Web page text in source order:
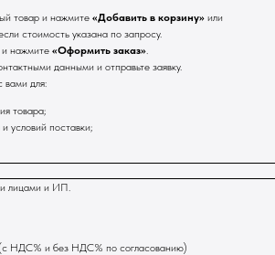
товар и нажмите «Добавить в корзину» или
стоимость указана по запросу.
и нажмите «Оформить заказ».
данными и отправьте заявку.
вами для:
товара;
условий поставки;
лицами и ИП.
(с НДС% и без НДС% по согласованию)